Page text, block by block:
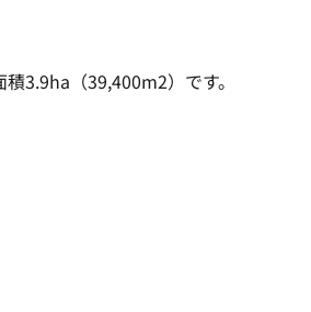
3.9ha（39,400m2）です。